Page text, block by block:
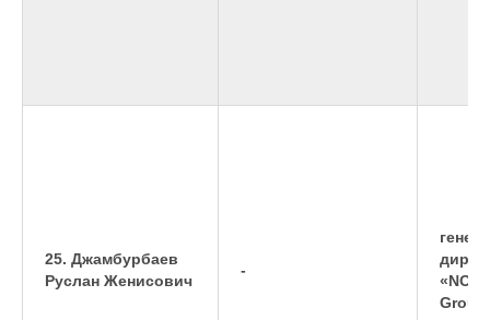
25. Джамбурбаев
Руслан Женисович
-